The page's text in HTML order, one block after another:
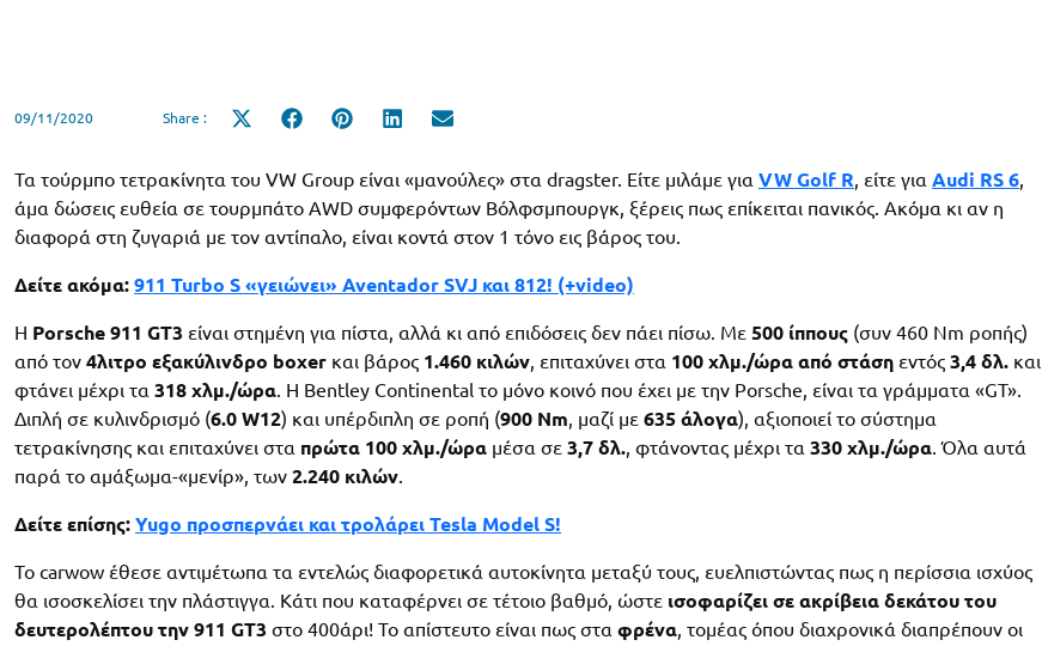
09/11/2020 Share :
Share
Share
Share
Share
Τα τούρμπο τετρακίνητα του VW Group είναι «μανούλες» στα dragster. Είτε μιλάμε για VW Golf R, είτε για Audi RS 6,
άμα δώσεις ευθεία σε τουρμπάτο AWD συμφερόντων Βόλφσμπουργκ, ξέρεις πως επίκειται πανικός. Ακόμα κι αν η
διαφορά στη ζυγαριά με τον αντίπαλο, είναι κοντά στον 1 τόνο εις βάρος του.
Δείτε ακόμα: 911 Turbo S «γειώνει» Aventador SVJ και 812! (+video)
Η Porsche 911 GT3 είναι στημένη για πίστα, αλλά κι από επιδόσεις δεν πάει πίσω. Με 500 ίππους (συν 460 Nm ροπής)
από τον 4λιτρο εξακύλινδρο boxer και βάρος 1.460 κιλών, επιταχύνει στα 100 χλμ./ώρα από στάση εντός 3,4 δλ. και
φτάνει μέχρι τα 318 χλμ./ώρα. Η Bentley Continental το μόνο κοινό που έχει με την Porsche, είναι τα γράμματα «GT».
Διπλή σε κυλινδρισμό (6.0 W12) και υπέρδιπλη σε ροπή (900 Nm, μαζί με 635 άλογα), αξιοποιεί το σύστημα
τετρακίνησης και επιταχύνει στα πρώτα 100 χλμ./ώρα μέσα σε 3,7 δλ., φτάνοντας μέχρι τα 330 χλμ./ώρα. Όλα αυτά
παρά το αμάξωμα-«μενίρ», των 2.240 κιλών.
Δείτε επίσης: Yugo προσπερνάει και τρολάρει Tesla Model S!
Το carwow έθεσε αντιμέτωπα τα εντελώς διαφορετικά αυτοκίνητα μεταξύ τους, ευελπιστώντας πως η περίσσια ισχύος
θα ισοσκελίσει την πλάστιγγα. Κάτι που καταφέρνει σε τέτοιο βαθμό, ώστε ισοφαρίζει σε ακρίβεια δεκάτου του
δευτερολέπτου την 911 GT3 στο 400άρι! To απίστευτο είναι πως στα φρένα, τομέας όπου διαχρονικά διαπρέπουν οι